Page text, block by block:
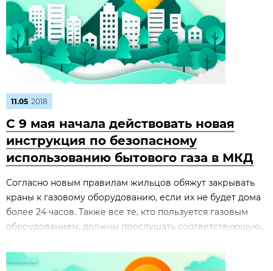
11.05 2018
С 9 мая начала действовать новая
инструкция по безопасному
использованию бытового газа в МКД
Согласно новым правилам жильцов обяжут закрывать
краны к газовому оборудованию, если их не будет дома
более 24 часов. Также все те, кто пользуется газовым
оборудованием, должны прослушать соответствующую...